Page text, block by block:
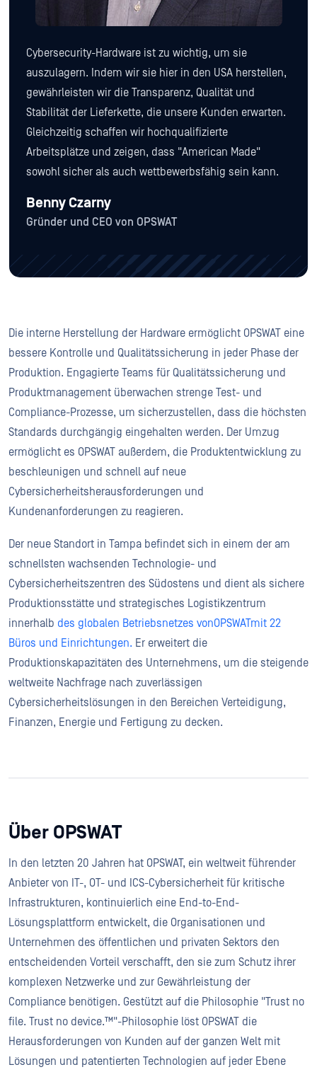
Cybersecurity-Hardware ist zu wichtig, um sie
auszulagern. Indem wir sie hier in den USA herstellen,
gewährleisten wir die Transparenz, Qualität und
Stabilität der Lieferkette, die unsere Kunden erwarten.
Gleichzeitig schaffen wir hochqualifizierte
Arbeitsplätze und zeigen, dass "American Made"
sowohl sicher als auch wettbewerbsfähig sein kann.
Benny Czarny
Gründer und CEO von OPSWAT
Die interne Herstellung der Hardware ermöglicht OPSWAT eine
bessere Kontrolle und Qualitätssicherung in jeder Phase der
Produktion. Engagierte Teams für Qualitätssicherung und
Produktmanagement überwachen strenge Test- und
Compliance-Prozesse, um sicherzustellen, dass die höchsten
Standards durchgängig eingehalten werden. Der Umzug
ermöglicht es OPSWAT außerdem, die Produktentwicklung zu
beschleunigen und schnell auf neue
Cybersicherheitsherausforderungen und
Kundenanforderungen zu reagieren.
Der neue Standort in Tampa befindet sich in einem der am
schnellsten wachsenden Technologie- und
Cybersicherheitszentren des Südostens und dient als sichere
Produktionsstätte und strategisches Logistikzentrum
innerhalb des globalen Betriebsnetzes vonOPSWATmit 22
Büros und Einrichtungen. Er erweitert die
Produktionskapazitäten des Unternehmens, um die steigende
weltweite Nachfrage nach zuverlässigen
Cybersicherheitslösungen in den Bereichen Verteidigung,
Finanzen, Energie und Fertigung zu decken.
Über OPSWAT
In den letzten 20 Jahren hat OPSWAT, ein weltweit führender
Anbieter von IT-, OT- und ICS-Cybersicherheit für kritische
Infrastrukturen, kontinuierlich eine End-to-End-
Lösungsplattform entwickelt, die Organisationen und
Unternehmen des öffentlichen und privaten Sektors den
entscheidenden Vorteil verschafft, den sie zum Schutz ihrer
komplexen Netzwerke und zur Gewährleistung der
Compliance benötigen. Gestützt auf die Philosophie "Trust no
file. Trust no device.™"-Philosophie löst OPSWAT die
Herausforderungen von Kunden auf der ganzen Welt mit
Lösungen und patentierten Technologien auf jeder Ebene